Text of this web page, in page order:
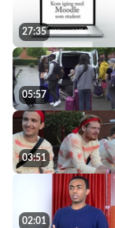
27:35
05:57
03:51
02:01